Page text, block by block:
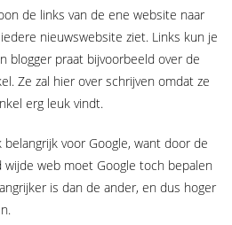
de links van de ene website naar
nieuwswebsite ziet. Links kun je
blogger praat bijvoorbeeld over de
Ze zal hier over schrijven omdat ze
erg leuk vindt.
belangrijk voor Google, want door de
web moet Google toch bepalen
is dan de ander, en dus hoger